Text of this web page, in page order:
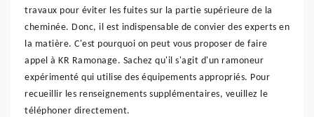
travaux pour éviter les fuites sur la partie supérieure de la
cheminée. Donc, il est indispensable de convier des experts en
la matière. C'est pourquoi on peut vous proposer de faire
appel à KR Ramonage. Sachez qu'il s'agit d'un ramoneur
expérimenté qui utilise des équipements appropriés. Pour
recueillir les renseignements supplémentaires, veuillez le
téléphoner directement.